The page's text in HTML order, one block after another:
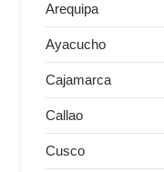
Arequipa
Ayacucho
Cajamarca
Callao
Cusco